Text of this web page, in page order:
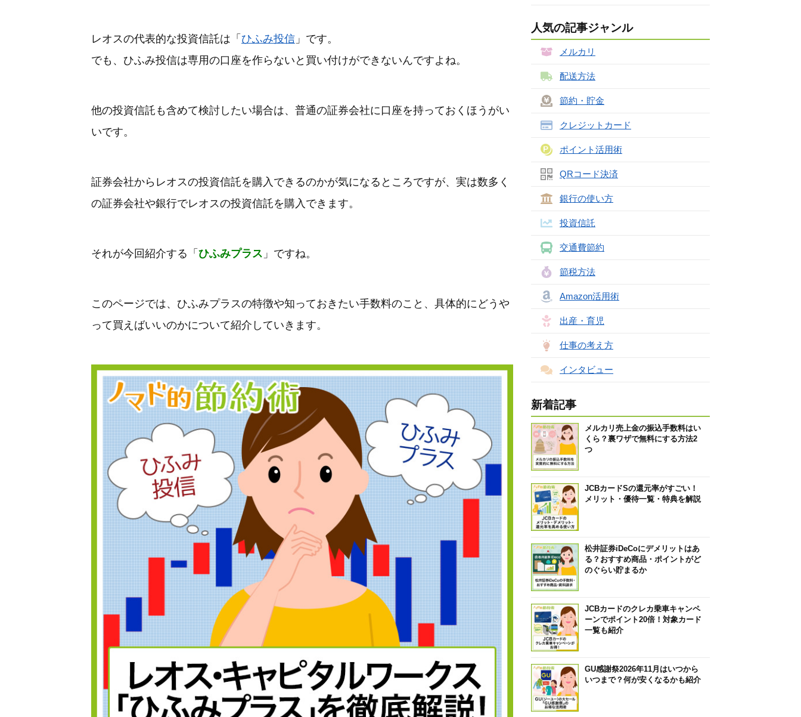
レオスの代表的な投資信託は「 ひふみ投信 」です。
でも、ひふみ投信は専用の口座を作らないと買い付けができないんですよね。
他の投資信託も含めて検討したい場合は、普通の証券会社に口座を持っておくほうがい
いです。
証券会社からレオスの投資信託を購入できるのかが気になるところですが、実は数多く
の証券会社や銀行でレオスの投資信託を購入できます。
それが今回紹介する「 ひふみプラス 」ですね。
このページでは、ひふみプラスの特徴や知っておきたい手数料のこと、具体的にどうや
って買えばいいのかについて紹介していきます。
人気の記事ジャンル
メルカリ
配送方法
節約・貯金
クレジットカード
ポイント活用術
QRコード決済
銀行の使い方
投資信託
交通費節約
節税方法
Amazon活用術
出産・育児
仕事の考え方
インタビュー
新着記事
メルカリ売上金の振込手数料はい
くら？裏ワザで無料にする方法2
つ
JCBカードSの還元率がすごい！
メリット・優待一覧・特典を解説
松井証券iDeCoにデメリットはあ
る？おすすめ商品・ポイントがど
のぐらい貯まるか
JCBカードのクレカ乗車キャンペ
ーンでポイント20倍！対象カード
一覧も紹介
GU感謝祭2026年11月はいつから
いつまで？何が安くなるかも紹介